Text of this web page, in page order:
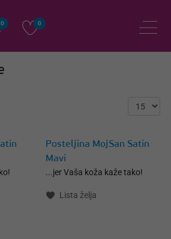
0 0
Posteljina MojSan Satin
Mavi
...jer Vaša koža kaže tako!
Lista želja